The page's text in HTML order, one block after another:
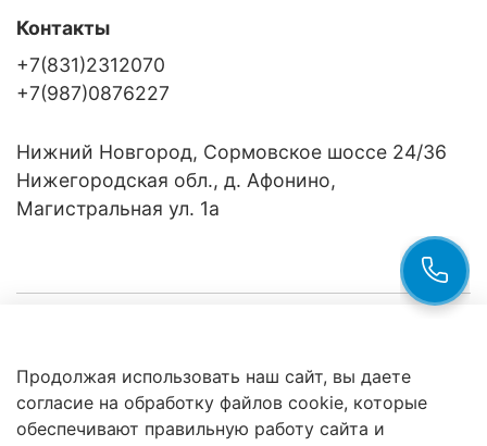
Клиентам
Контакты
+7(831)2312070
+7(987)0876227
Нижний Новгород, Сормовское шоссе 24/36
Нижегородская обл., д. Афонино,
Магистральная ул. 1а
Продолжая использовать наш сайт, вы даете
согласие на обработку файлов cookie, которые
обеспечивают правильную работу сайта и
обработки